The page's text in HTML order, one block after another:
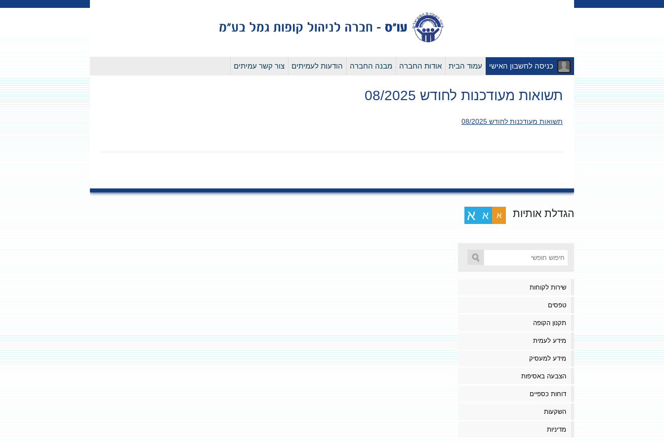
לדלג
כניסה לחשבון האישי עמוד הבית אודות החברה מבנה החברה הודעות לעמיתים צור קשר עמיתים
תשואות מעודכנות לחודש 08/2025
תשואות מעודכנות לחודש 08/2025
הגדלת אותיות א א א
שירות לקוחות
טפסים
תקנון הקופה
מידע לעמית
מידע למעסיק
הצבעה באסיפות
דוחות כספיים
השקעות
מדיניות